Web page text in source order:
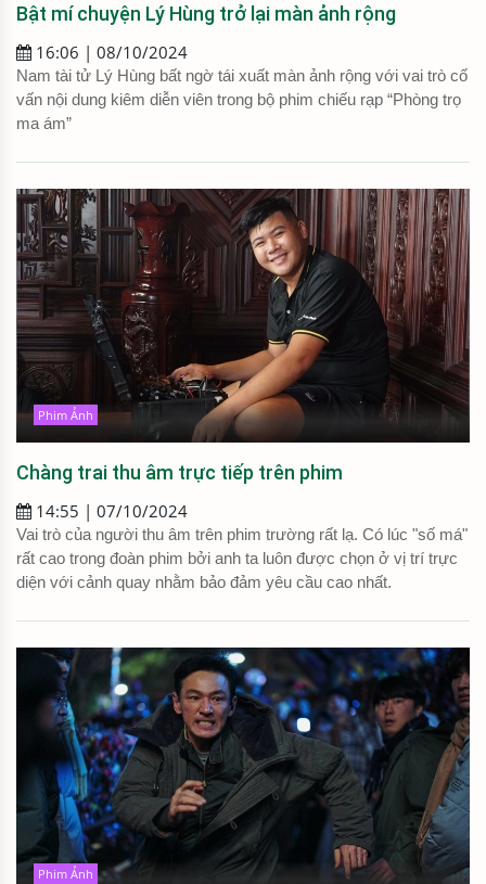
Bật mí chuyện Lý Hùng trở lại màn ảnh rộng
16:06 | 08/10/2024
Nam tài tử Lý Hùng bất ngờ tái xuất màn ảnh rộng với vai trò cố
vấn nội dung kiêm diễn viên trong bộ phim chiếu rạp “Phòng trọ
ma ám”
Phim Ảnh
Chàng trai thu âm trực tiếp trên phim
14:55 | 07/10/2024
Vai trò của người thu âm trên phim trường rất lạ. Có lúc "số má"
rất cao trong đoàn phim bởi anh ta luôn được chọn ở vị trí trực
diện với cảnh quay nhằm bảo đảm yêu cầu cao nhất.
Phim Ảnh